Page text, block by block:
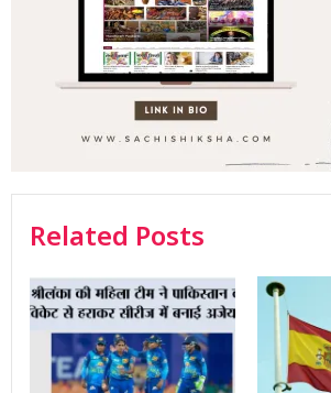
Related Posts